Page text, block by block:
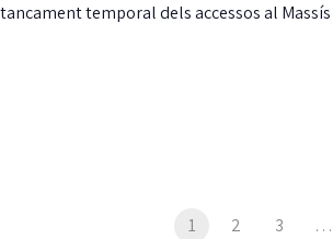
temporal dels accessos al Massís
1 2 3 …